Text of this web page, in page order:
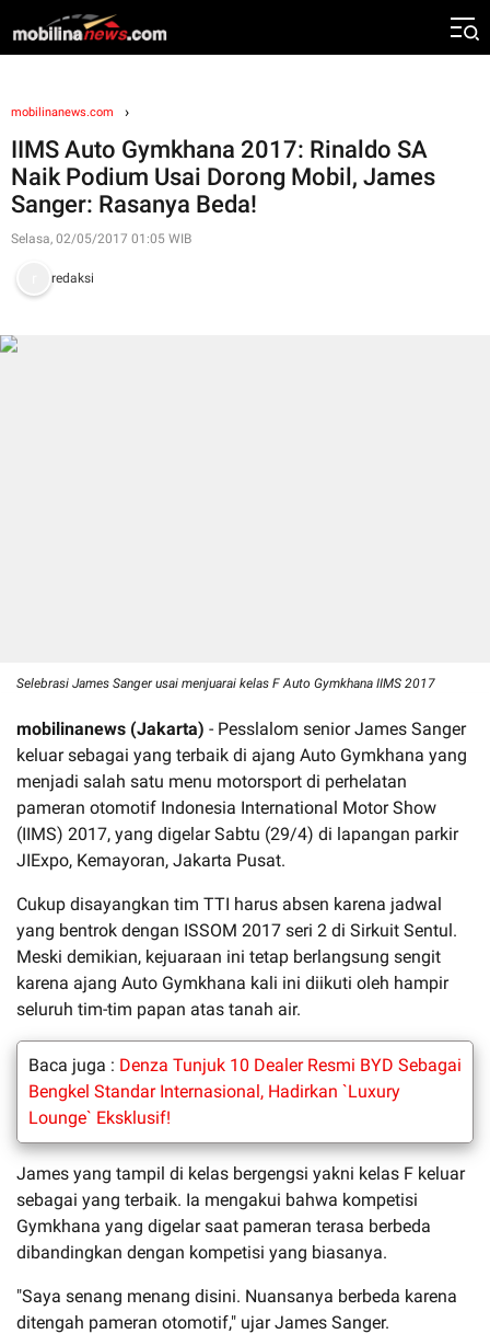
mobilinanews.com
IIMS Auto Gymkhana 2017: Rinaldo SA
Naik Podium Usai Dorong Mobil, James
Sanger: Rasanya Beda!
Selasa, 02/05/2017 01:05 WIB
redaksi
Selebrasi James Sanger usai menjuarai kelas F Auto Gymkhana IIMS 2017
mobilinanews (Jakarta) - Pesslalom senior James Sanger
keluar sebagai yang terbaik di ajang Auto Gymkhana yang
menjadi salah satu menu motorsport di perhelatan
pameran otomotif Indonesia International Motor Show
(IIMS) 2017, yang digelar Sabtu (29/4) di lapangan parkir
JIExpo, Kemayoran, Jakarta Pusat.
Cukup disayangkan tim TTI harus absen karena jadwal
yang bentrok dengan ISSOM 2017 seri 2 di Sirkuit Sentul.
Meski demikian, kejuaraan ini tetap berlangsung sengit
karena ajang Auto Gymkhana kali ini diikuti oleh hampir
seluruh tim-tim papan atas tanah air.
Baca juga : Denza Tunjuk 10 Dealer Resmi BYD Sebagai
Bengkel Standar Internasional, Hadirkan `Luxury
Lounge` Eksklusif!
James yang tampil di kelas bergengsi yakni kelas F keluar
sebagai yang terbaik. Ia mengakui bahwa kompetisi
Gymkhana yang digelar saat pameran terasa berbeda
dibandingkan dengan kompetisi yang biasanya.
"Saya senang menang disini. Nuansanya berbeda karena
ditengah pameran otomotif," ujar James Sanger.